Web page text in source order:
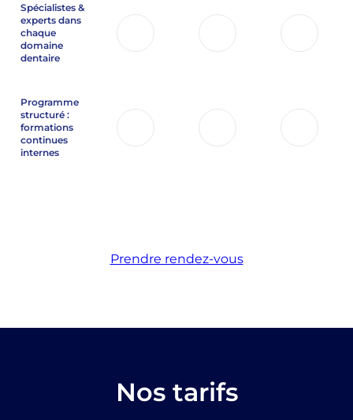
Spécialistes &
experts dans
chaque
domaine
dentaire
Programme
structuré :
formations
continues
internes
Prendre rendez-vous
Nos tarifs